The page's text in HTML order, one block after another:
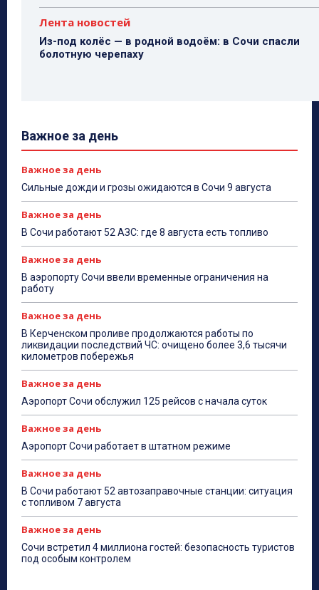
Лента новостей
Из-под колёс — в родной водоём: в Сочи спасли
болотную черепаху
Важное за день
Важное за день
Сильные дожди и грозы ожидаются в Сочи 9 августа
Важное за день
В Сочи работают 52 АЗС: где 8 августа есть топливо
Важное за день
В аэропорту Сочи ввели временные ограничения на
работу
Важное за день
В Керченском проливе продолжаются работы по
ликвидации последствий ЧС: очищено более 3,6 тысячи
километров побережья
Важное за день
Аэропорт Сочи обслужил 125 рейсов с начала суток
Важное за день
Аэропорт Сочи работает в штатном режиме
Важное за день
В Сочи работают 52 автозаправочные станции: ситуация
с топливом 7 августа
Важное за день
Сочи встретил 4 миллиона гостей: безопасность туристов
под особым контролем